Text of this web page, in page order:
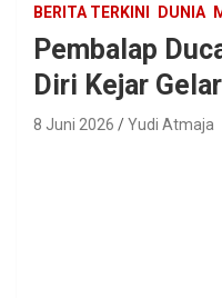
BERITA TERKINI DUNIA
Pembalap
Diri Kejar
8 Juni 2026 Yudi Atmaja